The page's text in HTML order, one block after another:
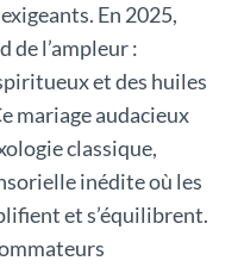
En 2025,
de l’ampleur :
et des huiles
mariage audacieux
classique,
inédite où les
et s’équilibrent.